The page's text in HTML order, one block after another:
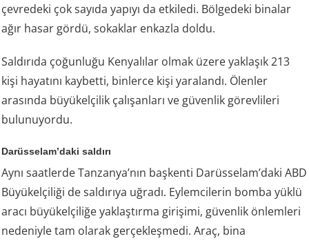
çevredeki çok sayıda yapıyı da etkiledi. Bölgedeki binalar
ağır hasar gördü, sokaklar enkazla doldu.
Saldırıda çoğunluğu Kenyalılar olmak üzere yaklaşık 213
kişi hayatını kaybetti, binlerce kişi yaralandı. Ölenler
arasında büyükelçilik çalışanları ve güvenlik görevlileri
bulunuyordu.
Darüsselam’daki saldırı
Aynı saatlerde Tanzanya’nın başkenti Darüsselam’daki ABD
Büyükelçiliği de saldırıya uğradı. Eylemcilerin bomba yüklü
aracı büyükelçiliğe yaklaştırma girişimi, güvenlik önlemleri
nedeniyle tam olarak gerçekleşmedi. Araç, bina